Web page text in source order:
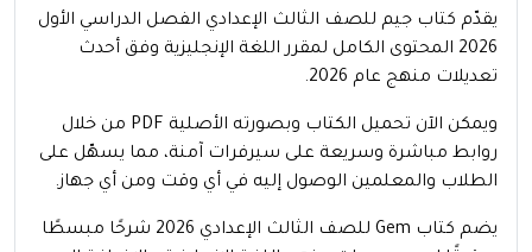
يقدّم كتاب جيم للصف الثالث الإعدادي الفصل الدراسي الأول
2026 المحتوى الكامل لمقرر اللغة الإنجليزية وفق أحدث
تعديلات منهج عام 2026.
ويمكن الآن تحميل الكتاب وبصورته الأصلية PDF من خلال
روابط مباشرة وسريعة على سيرفرات آمنة، مما يسهّل على
الطلاب والمعلمين الوصول إليه في أي وقت ومن أي جهاز.
يضم كتاب Gem للصف الثالث الإعدادي 2026 شرحًا مبسطًا